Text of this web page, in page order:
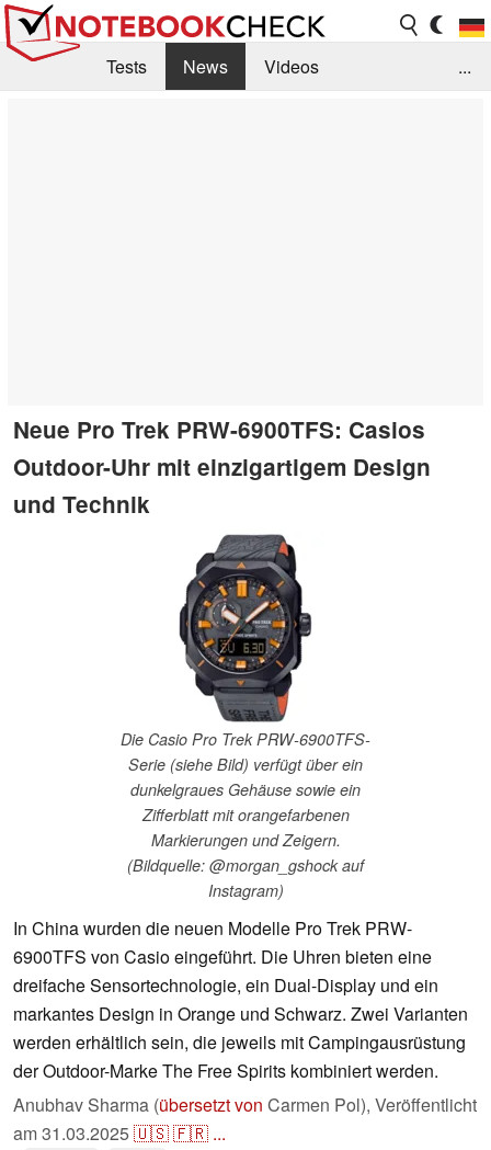
Tests News
Videos
...
Neue Pro Trek PRW-6900TFS: Casios
Outdoor-Uhr mit einzigartigem Design
und Technik
Die Casio Pro Trek PRW-6900TFS-
Serie (siehe Bild) verfügt über ein
dunkelgraues Gehäuse sowie ein
Zifferblatt mit orangefarbenen
Markierungen und Zeigern.
(Bildquelle: @morgan_gshock auf
Instagram)
In China wurden die neuen Modelle Pro Trek PRW-
6900TFS von Casio eingeführt. Die Uhren bieten eine
dreifache Sensortechnologie, ein Dual-Display und ein
markantes Design in Orange und Schwarz. Zwei Varianten
werden erhältlich sein, die jeweils mit Campingausrüstung
der Outdoor-Marke The Free Spirits kombiniert werden.
Anubhav Sharma (übersetzt von Carmen Pol), Veröffentlicht
am31.03.2025🇺🇸🇫🇷 ...